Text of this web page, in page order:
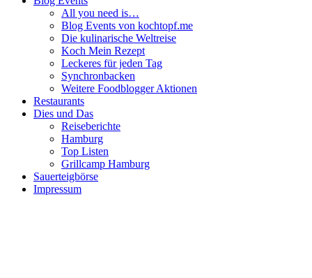
All you need is…
Blog Events von kochtopf.me
Die kulinarische Weltreise
Koch Mein Rezept
Leckeres für jeden Tag
Synchronbacken
Weitere Foodblogger Aktionen
Restaurants
Dies und Das
Reiseberichte
Hamburg
Top Listen
Grillcamp Hamburg
Sauerteigbörse
Impressum